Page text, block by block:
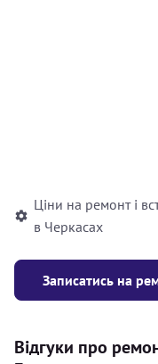
Ціни на ремонт і
в Черкасах
Записатись на
Відгуки про